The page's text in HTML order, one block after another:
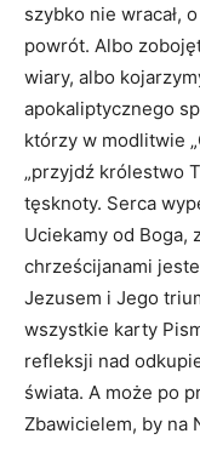
szybko nie wracał,
powrót. Albo
wiary, albo
apokaliptycznego
którzy w modlitwie
„przyjdź królestwo
tęsknoty. Serca
Uciekamy od Boga,
chrześcijanami
Jezusem i Jego
wszystkie karty
refleksji nad
świata. A może po
Zbawicielem, by na